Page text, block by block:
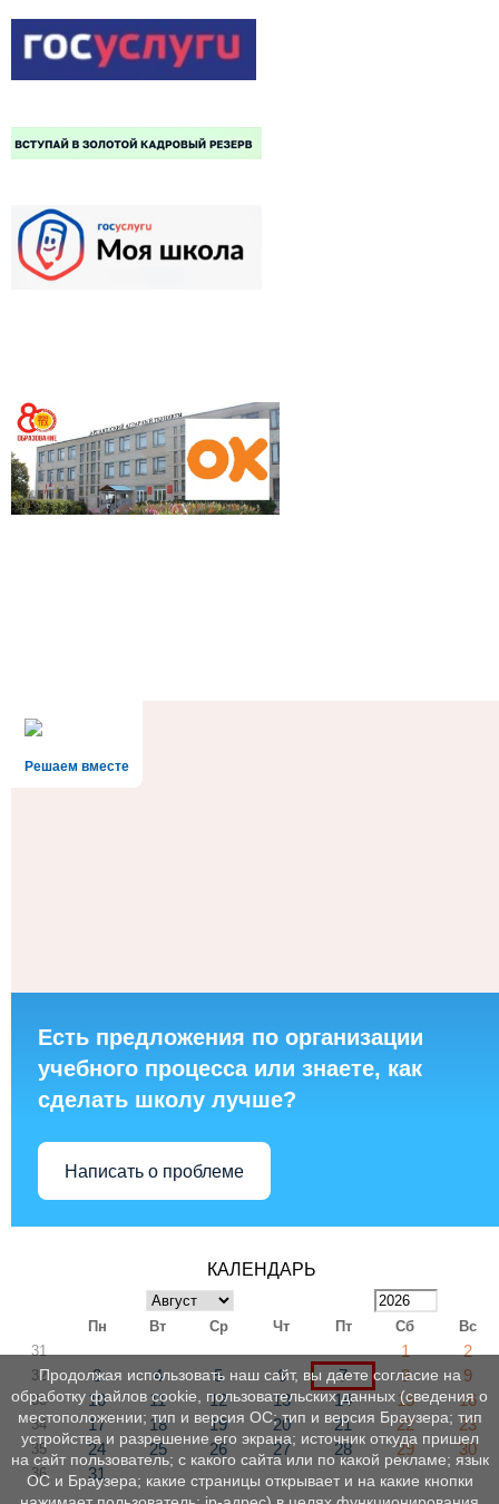
Решаем вместе
Есть предложения по организации
учебного процесса или знаете, как
сделать школу лучше?
Написать о проблеме
КАЛЕНДАРЬ
Пн Вт Ср Чт Пт Сб
Вс
31
1 2
32 3 4 5 6 7 8 9
33 10 11 12 13 14 15 16
34 17 18 19 20 21 22 23
35 24 25 26 27 28 29 30
36 31
Продолжая использовать наш сайт, вы даете согласие на
обработку файлов cookie, пользовательских данных (сведения о
местоположении; тип и версия ОС; тип и версия Браузера; тип
устройства и разрешение его экрана; источник откуда пришел
на сайт пользователь; с какого сайта или по какой рекламе; язык
ОС и Браузера; какие страницы открывает и на какие кнопки